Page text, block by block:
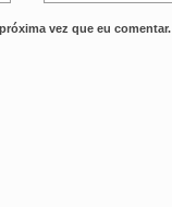
vez que eu comentar.